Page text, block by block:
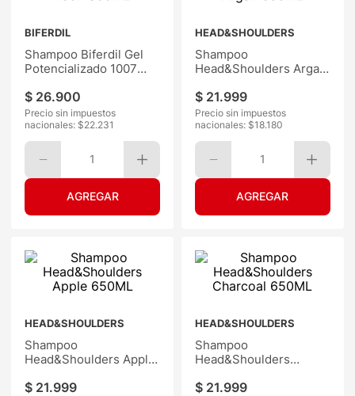
BIFERDIL
Shampoo Biferdil Gel
Potencializado 1007
$ 26.900
Precio sin impuestos
nacionales: $22.231
1
HEAD&SHOULDERS
Shampoo
Head&Shoulders Argan
$ 21.999
Precio sin impuestos
nacionales: $18.180
1
HEAD&SHOULDERS
Shampoo
Head&Shoulders Apple
$ 21.999
HEAD&SHOULDERS
Shampoo
Head&Shoulders
$ 21.999